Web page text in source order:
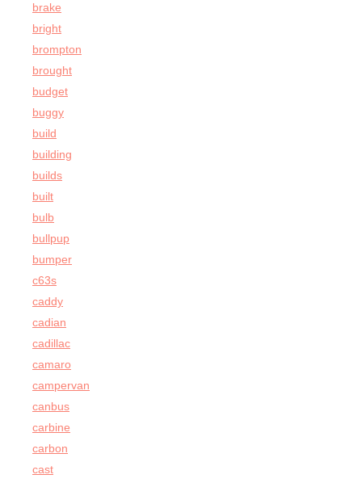
brake
bright
brompton
brought
budget
buggy
build
building
builds
built
bulb
bullpup
bumper
c63s
caddy
cadian
cadillac
camaro
campervan
canbus
carbine
carbon
cast